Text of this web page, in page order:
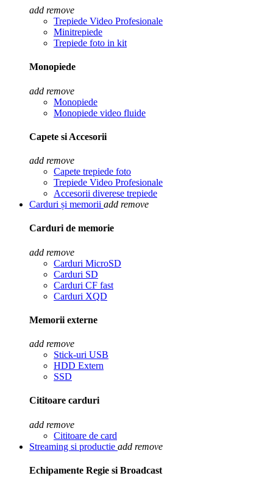
add remove
Trepiede Video Profesionale
Minitrepiede
Trepiede foto in kit
Monopiede
add remove
Monopiede
Monopiede video fluide
Capete si Accesorii
add remove
Capete trepiede foto
Trepiede Video Profesionale
Accesorii diverese trepiede
Carduri și memorii add remove
Carduri de memorie
add remove
Carduri MicroSD
Carduri SD
Carduri CF fast
Carduri XQD
Memorii externe
add remove
Stick-uri USB
HDD Extern
SSD
Cititoare carduri
add remove
Cititoare de card
Streaming si productie add remove
Echipamente Regie si Broadcast